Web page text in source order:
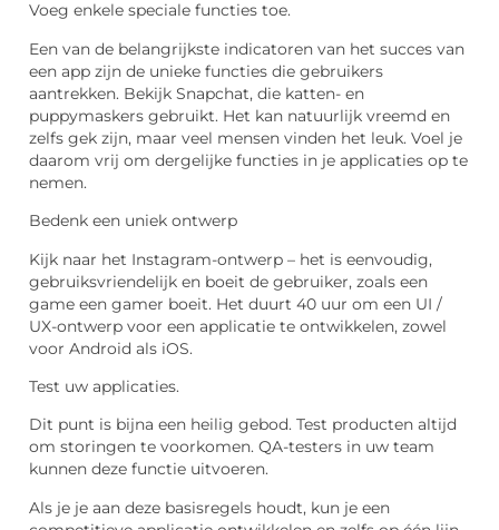
Voeg enkele speciale functies toe.
Een van de belangrijkste indicatoren van het succes van
een app zijn de unieke functies die gebruikers
aantrekken. Bekijk Snapchat, die katten- en
puppymaskers gebruikt. Het kan natuurlijk vreemd en
zelfs gek zijn, maar veel mensen vinden het leuk. Voel je
daarom vrij om dergelijke functies in je applicaties op te
nemen.
Bedenk een uniek ontwerp
Kijk naar het Instagram-ontwerp – het is eenvoudig,
gebruiksvriendelijk en boeit de gebruiker, zoals een
game een gamer boeit. Het duurt 40 uur om een ​​UI /
UX-ontwerp voor een applicatie te ontwikkelen, zowel
voor Android als iOS.
Test uw applicaties.
Dit punt is bijna een heilig gebod. Test producten altijd
om storingen te voorkomen. QA-testers in uw team
kunnen deze functie uitvoeren.
Als je je aan deze basisregels houdt, kun je een